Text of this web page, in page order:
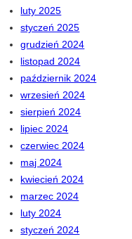
luty 2025
styczeń 2025
grudzień 2024
listopad 2024
październik 2024
wrzesień 2024
sierpień 2024
lipiec 2024
czerwiec 2024
maj 2024
kwiecień 2024
marzec 2024
luty 2024
styczeń 2024